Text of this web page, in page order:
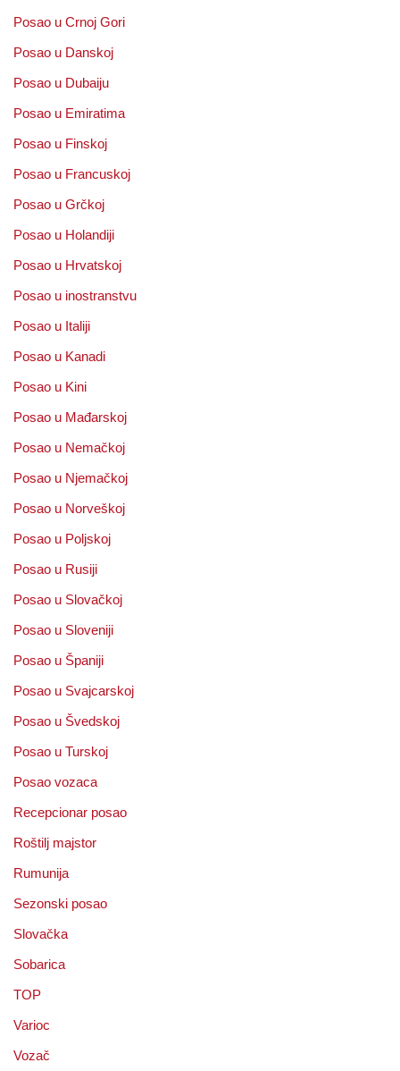
Posao u Crnoj Gori
Posao u Danskoj
Posao u Dubaiju
Posao u Emiratima
Posao u Finskoj
Posao u Francuskoj
Posao u Grčkoj
Posao u Holandiji
Posao u Hrvatskoj
Posao u inostranstvu
Posao u Italiji
Posao u Kanadi
Posao u Kini
Posao u Mađarskoj
Posao u Nemačkoj
Posao u Njemačkoj
Posao u Norveškoj
Posao u Poljskoj
Posao u Rusiji
Posao u Slovačkoj
Posao u Sloveniji
Posao u Španiji
Posao u Svajcarskoj
Posao u Švedskoj
Posao u Turskoj
Posao vozaca
Recepcionar posao
Roštilj majstor
Rumunija
Sezonski posao
Slovačka
Sobarica
TOP
Varioc
Vozač